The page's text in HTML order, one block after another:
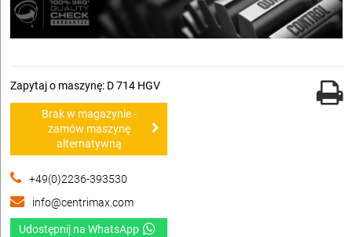
Zapytaj o maszynę: D 714 HGV
Brak w magazynie -
zamów maszynę
alternatywną
+49(0)2236-393530
info@centrimax.com
Udostępnij na WhatsApp